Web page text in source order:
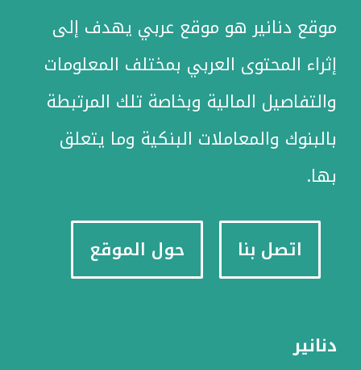
موقع دنانير هو موقع عربي يهدف إلى
إثراء المحتوى العربي بمختلف المعلومات
والتفاصيل المالية وبخاصة تلك المرتبطة
بالبنوك والمعاملات البنكية وما يتعلق
بها.
اتصل بنا حول الموقع
دنانير